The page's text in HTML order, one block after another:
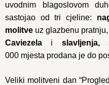
uvodnim blagoslovom
sastojao od tri cjeline:
molitve uz glazbenu pratnju,
Caviezela i slavljenja,
000 mjesta prodana je do
Veliki molitveni dan